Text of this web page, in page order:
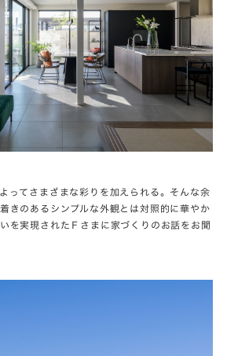
ってさまざまな彩りを加えられる。そんな余
きのあるシンプルな外観とは対照的に華やか
を実現されたＦさまに家づくりのお話をお聞